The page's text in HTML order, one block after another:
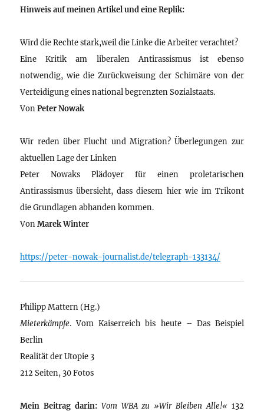
Hinweis auf meinen Artikel und eine Replik:
Wird die Rechte stark,weil die Linke die Arbeiter verachtet?
Eine Kritik am liberalen Antirassismus ist ebenso
notwendig, wie die Zurückweisung der Schimäre von der
Verteidigung eines national begrenzten Sozialstaats.
VonPeter Nowak
Wir reden über Flucht und Migration? Überlegungen zur
aktuellen Lage der Linken
Peter Nowaks Plädoyer für einen proletarischen
Antirassismus übersieht, dass diesem hier wie im Trikont
die Grundlagen abhanden kommen.
VonMarek Winter
https://peter-nowak-journalist.de/telegraph-133134/
Philipp Mattern (Hg.)
Mieterkämpfe. Vom Kaiserreich bis heute – Das Beispiel
Berlin
Realität der Utopie 3
212 Seiten, 30 Fotos
Mein Beitrag darin: Vom WBA zu »Wir Bleiben Alle!« 132